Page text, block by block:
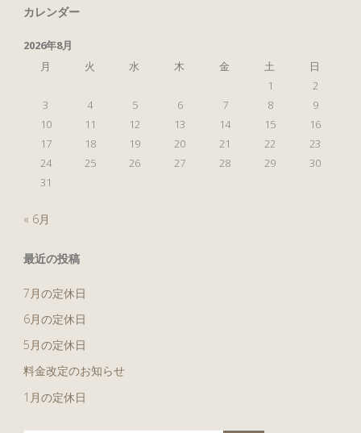
カレンダー
2026年8月
月
火 水 木 金 土
日
1
2
3
4 5 6 7 8
9
10
11 12 13 14 15
16
17
18 19 20 21 22
23
24
25 26 27 28 29
30
31
« 6月
最近の投稿
7月の定休日
6月の定休日
5月の定休日
料金改定のお知らせ
1月の定休日